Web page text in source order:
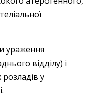
ураження
відділу) і
у